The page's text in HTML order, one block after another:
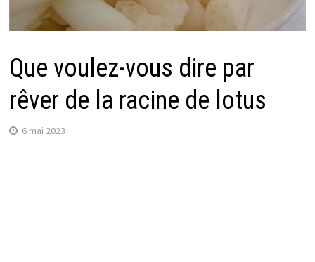
Que voulez-vous dire par
rêver de la racine de lotus
6 mai 2023